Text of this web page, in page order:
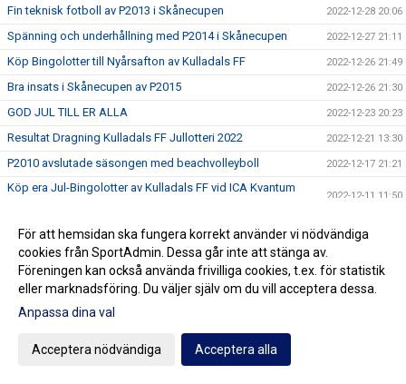
Fin teknisk fotboll av P2013 i Skånecupen 2022-12-28 20:06
Spänning och underhållning med P2014 i Skånecupen 2022-12-27 21:11
Köp Bingolotter till Nyårsafton av Kulladals FF 2022-12-26 21:49
Bra insats i Skånecupen av P2015 2022-12-26 21:30
GOD JUL TILL ER ALLA 2022-12-23 20:23
Resultat Dragning Kulladals FF Jullotteri 2022 2022-12-21 13:30
P2010 avslutade säsongen med beachvolleyboll 2022-12-17 21:21
Köp era Jul-Bingolotter av Kulladals FF vid ICA Kvantum
2022-12-11 11:50
Nyförvärv och återvändare till A-laget 2022-12-10 10:07
Cupseger för P09 2022-12-05 13:19
F09 i final i Olympic Cup 2022-11-21 21:11
Bra cupspel av P2015
P07 vann Olympic Cup
För att hemsidan ska fungera korrekt använder vi nödvändiga
cookies från SportAdmin. Dessa går inte att stänga av.
Föreningen kan också använda frivilliga cookies, t.ex. för statistik
eller marknadsföring. Du väljer själv om du vill acceptera dessa.
Anpassa dina val
Acceptera nödvändiga Acceptera alla